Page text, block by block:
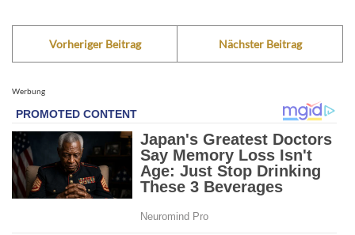
Vorheriger Beitrag Nächster Beitrag
Werbung